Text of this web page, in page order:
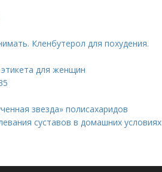
Кленбутерол для похудения.
для женщин
звезда» полисахаридов
суставов в домашних условиях